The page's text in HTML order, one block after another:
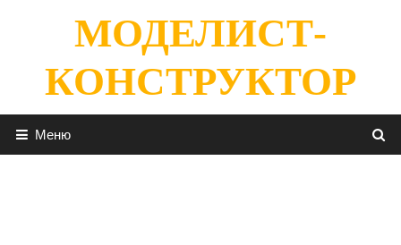
содержимомуМОДЕЛИСТ-
КОНСТРУКТОР
Меню